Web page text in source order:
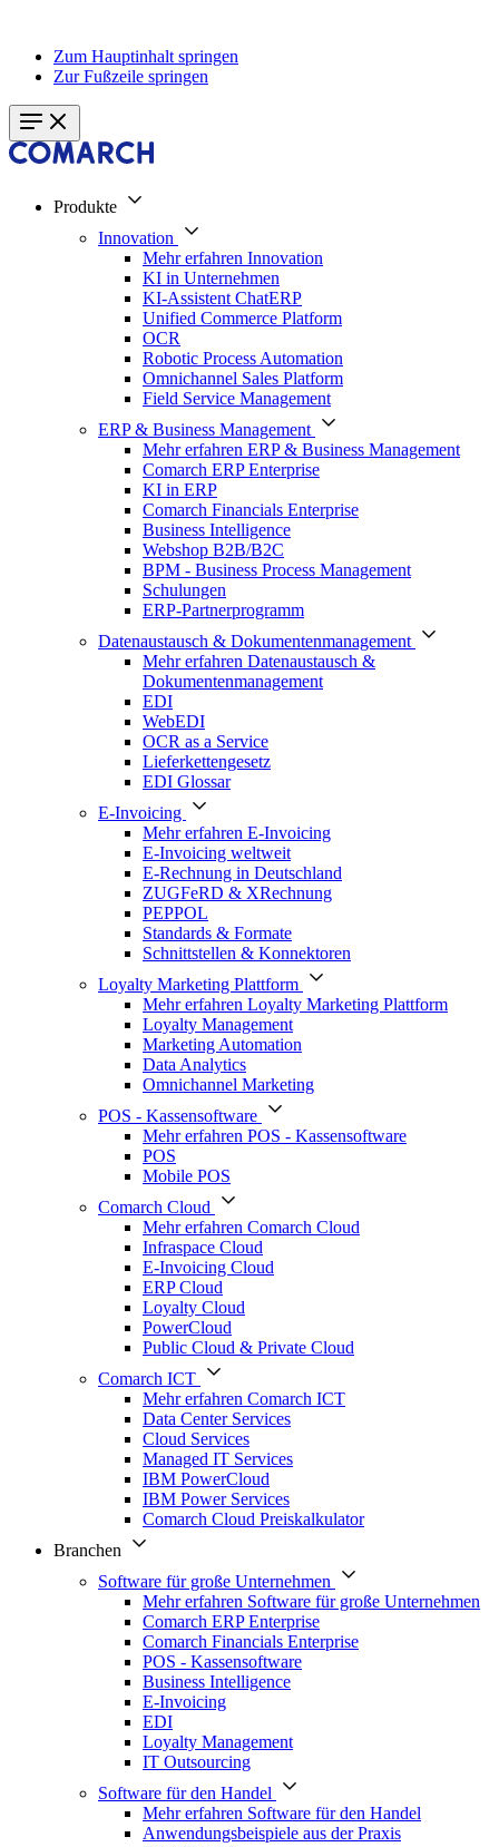
Zum Hauptinhalt springen
Zur Fußzeile springen
Produkte
Innovation
Mehr erfahren Innovation
KI in Unternehmen
KI-Assistent ChatERP
Unified Commerce Platform
OCR
Robotic Process Automation
Omnichannel Sales Platform
Field Service Management
ERP & Business Management
Mehr erfahren ERP & Business Management
Comarch ERP Enterprise
KI in ERP
Comarch Financials Enterprise
Business Intelligence
Webshop B2B/B2C
BPM - Business Process Management
Schulungen
ERP-Partnerprogramm
Datenaustausch & Dokumentenmanagement
Mehr erfahren Datenaustausch &
Dokumentenmanagement
EDI
WebEDI
OCR as a Service
Lieferkettengesetz
EDI Glossar
E-Invoicing
Mehr erfahren E-Invoicing
E-Invoicing weltweit
E-Rechnung in Deutschland
ZUGFeRD & XRechnung
PEPPOL
Standards & Formate
Schnittstellen & Konnektoren
Loyalty Marketing Plattform
Mehr erfahren Loyalty Marketing Plattform
Loyalty Management
Marketing Automation
Data Analytics
Omnichannel Marketing
POS - Kassensoftware
Mehr erfahren POS - Kassensoftware
POS
Mobile POS
Comarch Cloud
Mehr erfahren Comarch Cloud
Infraspace Cloud
E-Invoicing Cloud
ERP Cloud
Loyalty Cloud
PowerCloud
Public Cloud & Private Cloud
Comarch ICT
Mehr erfahren Comarch ICT
Data Center Services
Cloud Services
Managed IT Services
IBM PowerCloud
IBM Power Services
Comarch Cloud Preiskalkulator
Branchen
Software für große Unternehmen
Mehr erfahren Software für große Unternehmen
Comarch ERP Enterprise
Comarch Financials Enterprise
POS - Kassensoftware
Business Intelligence
E-Invoicing
EDI
Loyalty Management
IT Outsourcing
Software für den Handel
Mehr erfahren Software für den Handel
Anwendungsbeispiele aus der Praxis